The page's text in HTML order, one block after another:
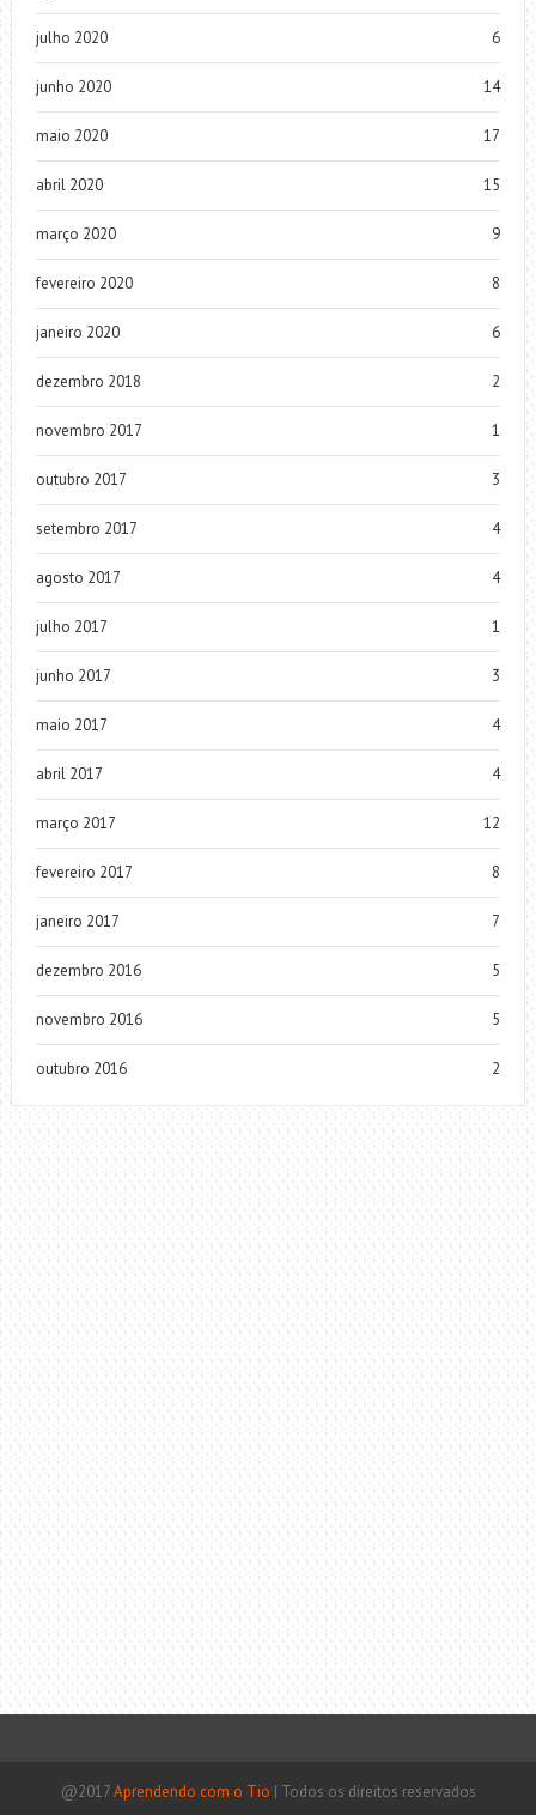
julho 2020 6
junho 2020 14
maio 2020 17
abril 2020 15
março 2020 9
fevereiro 2020 8
janeiro 2020 6
dezembro 2018 2
novembro 2017 1
outubro 2017 3
setembro 2017 4
agosto 2017 4
julho 2017 1
junho 2017 3
maio 2017 4
abril 2017 4
março 2017 12
fevereiro 2017 8
janeiro 2017 7
dezembro 2016 5
novembro 2016 5
outubro 2016 2
@2017Aprendendo com o Tio | Todos os direitos reservados